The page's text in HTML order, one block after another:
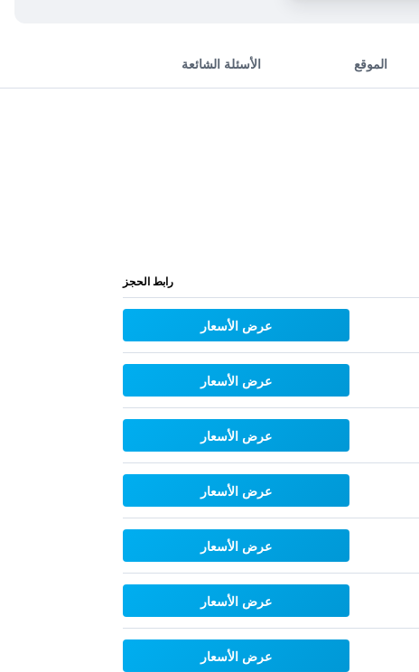
الموقع الأسئلة الشائعة
رابط الحجز
عرض الأسعار
عرض الأسعار
عرض الأسعار
عرض الأسعار
عرض الأسعار
عرض الأسعار
عرض الأسعار